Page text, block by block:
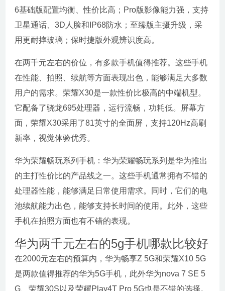
6基础版配置均衡、性价比高；Pro版影像能力强，支持
卫星通话、3D人脸和IP68防水；至臻版主摄升级，采
用更耐摔玻璃；保时捷版外观辨识度高。
在两千元左右的价位，有多款手机值得推荐。这些手机
在性能、拍照、续航等方面表现出色，能够满足大多数
用户的需求。荣耀X30是一款性价比极高的中端机型。
它配备了骁龙695处理器，运行流畅，功耗低。屏幕方
面，荣耀X30采用了81英寸的全面屏，支持120Hz高刷
新率，视觉体验优秀。
华为荣耀畅玩系列手机：华为荣耀畅玩系列是华为推出
的主打性价比的产品线之一。这些手机通常拥有不错的
处理器性能，能够满足日常使用需求。同时，它们的电
池续航能力出色，能够支持长时间的使用。此外，这些
手机在拍照方面也有不错的表现。
华为两千元左右的5g手机哪款比较好
在2000元左右的预算内，华为畅享Z 5G和荣耀X10 5G
是两款值得推荐的华为5G手机，此外华为nova 7 SE 5
G、荣耀30S以及荣耀Play4T Pro 5G也是不错的选择。